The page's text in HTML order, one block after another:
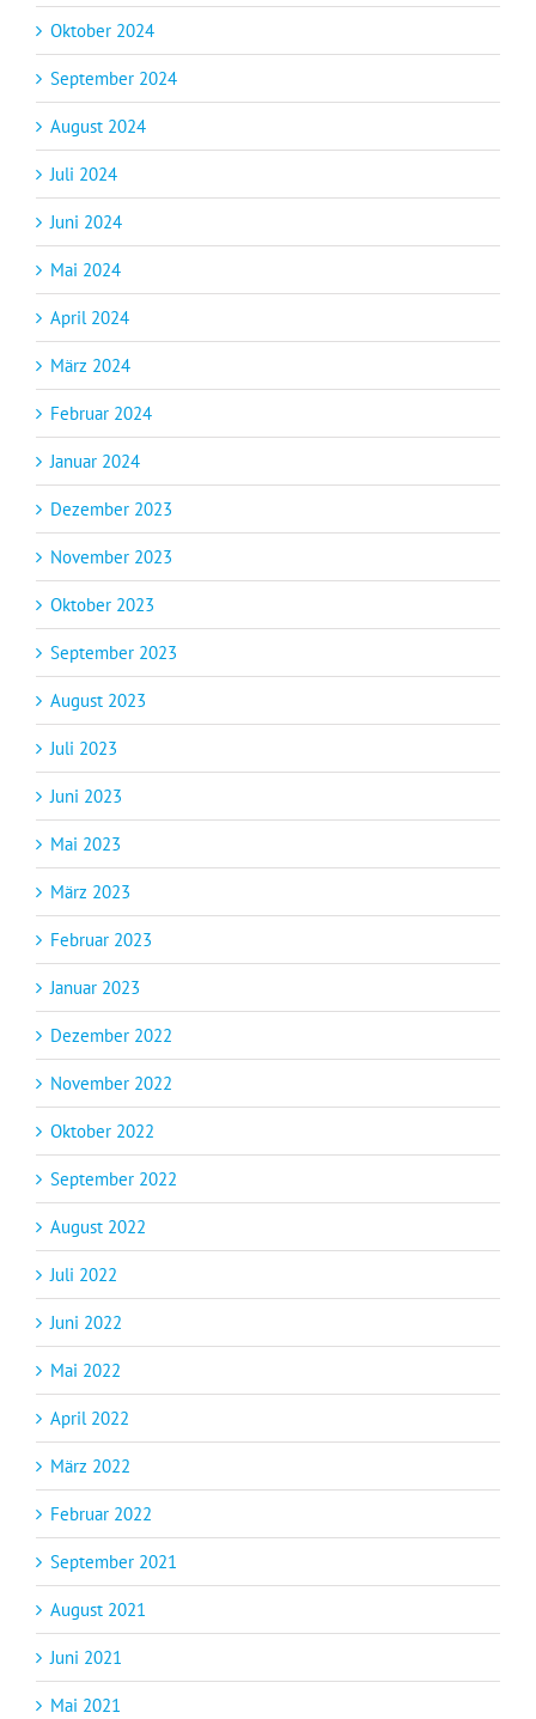
Oktober 2024
September 2024
August 2024
Juli 2024
Juni 2024
Mai 2024
April 2024
März 2024
Februar 2024
Januar 2024
Dezember 2023
November 2023
Oktober 2023
September 2023
August 2023
Juli 2023
Juni 2023
Mai 2023
März 2023
Februar 2023
Januar 2023
Dezember 2022
November 2022
Oktober 2022
September 2022
August 2022
Juli 2022
Juni 2022
Mai 2022
April 2022
März 2022
Februar 2022
September 2021
August 2021
Juni 2021
Mai 2021